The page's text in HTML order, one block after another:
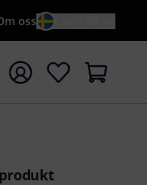
oss